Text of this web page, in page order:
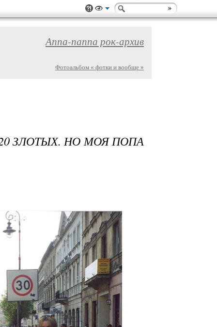
Аппа-паппа рок-архив
Фотоальбом « фотки и вообще »
ЗЛОТЫХ. НО МОЯ ПОПА